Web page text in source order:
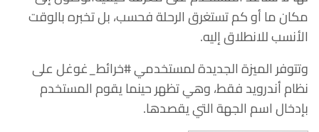
مكان ما أو كم تستغرق الرحلة فحسب، بل تخبره بالوقت
الأنسب للانطلاق إليه.
وتتوفر الميزة الجديدة لمستخدمي #خرائط_غوغل على
نظام أندرويد فقط، وهي تظهر حينما يقوم المستخدم
بإدخال اسم الجهة التي يقصدها.